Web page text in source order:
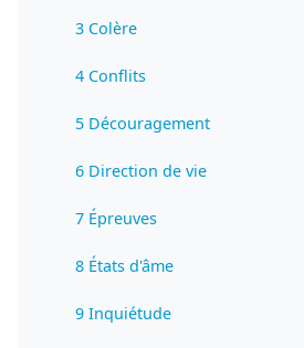
3 Colère
4 Conflits
5 Découragement
6 Direction de vie
7 Épreuves
8 États d'âme
9 Inquiétude